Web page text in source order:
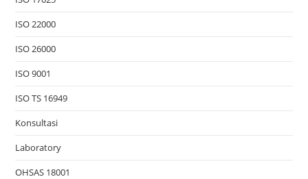
ISO 22000
ISO 26000
ISO 9001
ISO TS 16949
Konsultasi
Laboratory
OHSAS 18001